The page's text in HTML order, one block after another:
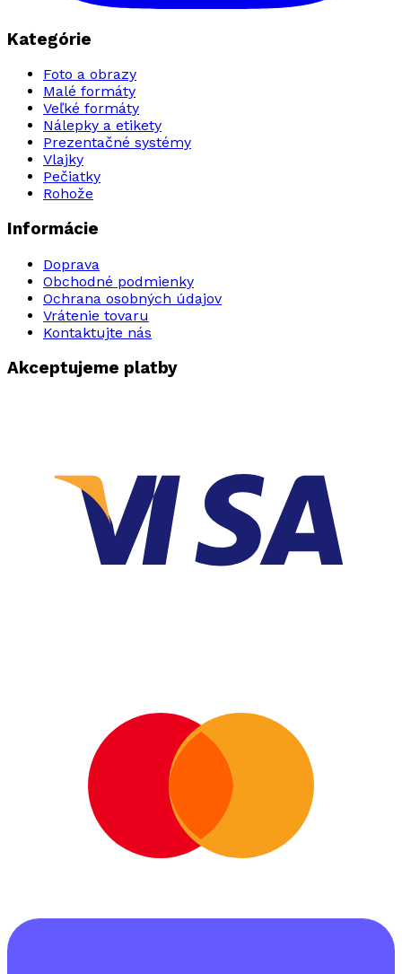
Kategórie
Foto a obrazy
Malé formáty
Veľké formáty
Nálepky a etikety
Prezentačné systémy
Vlajky
Pečiatky
Rohože
Informácie
Doprava
Obchodné podmienky
Ochrana osobných údajov
Vrátenie tovaru
Kontaktujte nás
Akceptujeme platby